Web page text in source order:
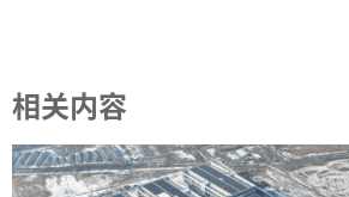
相关内容